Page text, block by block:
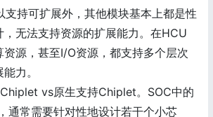
支持可扩展外，其他模块基本上都是性
，无法支持资源的扩展能力。在HCU
资源，甚至I/O资源，都支持多个层次
力。
vs原生支持Chiplet。SOC中的
通常需要针对性地设计若干个小芯